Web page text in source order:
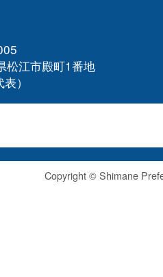
江市殿町1番地
）
Copyright © Shimane